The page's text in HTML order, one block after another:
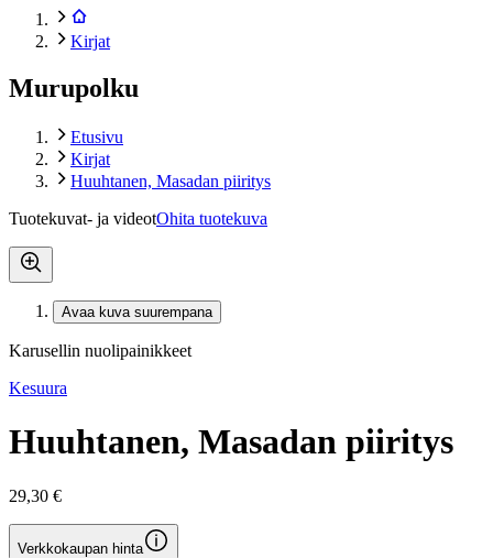
Kirjat
Murupolku
Etusivu
Kirjat
Huuhtanen, Masadan piiritys
Tuotekuvat- ja videotOhita tuotekuva
Avaa kuva suurempana
Karusellin nuolipainikkeet
Kesuura
Huuhtanen, Masadan piiritys
29,30 €
Verkkokaupan hinta